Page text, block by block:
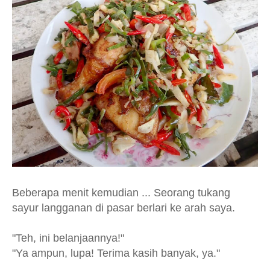
Beberapa menit kemudian ... Seorang tukang
sayur langganan di pasar berlari ke arah saya.
"Teh, ini belanjaannya!"
"Ya ampun, lupa! Terima kasih banyak, ya."